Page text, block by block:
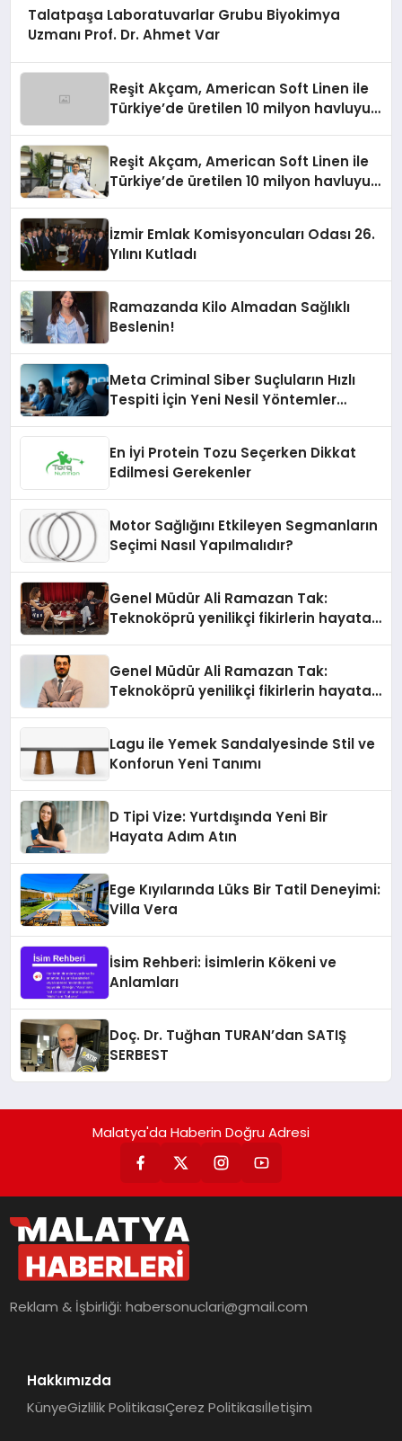
Talatpaşa Laboratuvarlar Grubu Biyokimya
Uzmanı Prof. Dr. Ahmet Var
Reşit Akçam, American Soft Linen ile
Türkiye’de üretilen 10 milyon havluyu
Reşit Akçam, American Soft Linen ile
Türkiye’de üretilen 10 milyon havluyu
İzmir Emlak Komisyoncuları Odası 26.
Yılını Kutladı
Ramazanda Kilo Almadan Sağlıklı
Beslenin!
Meta Criminal Siber Suçluların Hızlı
Tespiti İçin Yeni Nesil Yöntemler
En İyi Protein Tozu Seçerken Dikkat
Edilmesi Gerekenler
Motor Sağlığını Etkileyen Segmanların
Seçimi Nasıl Yapılmalıdır?
Genel Müdür Ali Ramazan Tak:
Teknoköprü yenilikçi fikirlerin hayata
Genel Müdür Ali Ramazan Tak:
Teknoköprü yenilikçi fikirlerin hayata
Lagu ile Yemek Sandalyesinde Stil ve
Konforun Yeni Tanımı
D Tipi Vize: Yurtdışında Yeni Bir
Hayata Adım Atın
Ege Kıyılarında Lüks Bir Tatil Deneyimi:
Villa Vera
İsim Rehberi: İsimlerin Kökeni ve
Anlamları
Doç. Dr. Tuğhan TURAN’dan SATIŞ
SERBEST
Malatya'da Haberin Doğru Adresi
Reklam & İşbirliği:habersonuclari@gmail.com
Hakkımızda
KünyeGizlilik PolitikasıÇerez Politikasıİletişim